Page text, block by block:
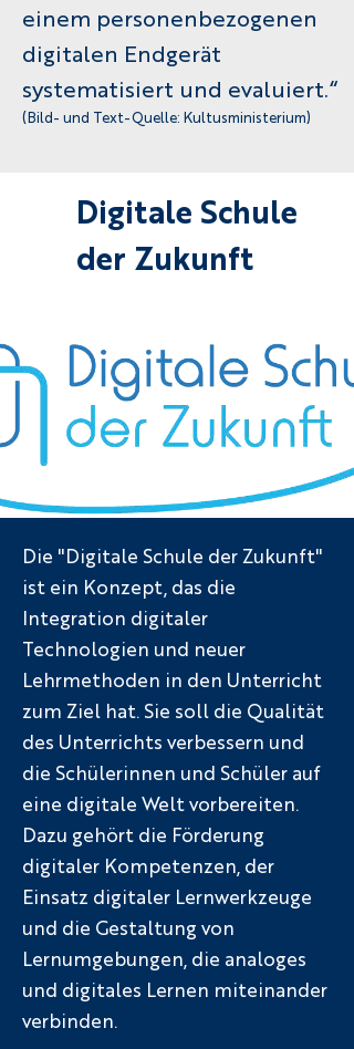
einem personenbezogenen
digitalen Endgerät
systematisiert und evaluiert.“
(Bild- und Text-Quelle: Kultusministerium)
Digitale Schule
der Zukunft
Die "Digitale Schule der Zukunft"
ist ein Konzept, das die
Integration digitaler
Technologien und neuer
Lehrmethoden in den Unterricht
zum Ziel hat. Sie soll die Qualität
des Unterrichts verbessern und
die Schülerinnen und Schüler auf
eine digitale Welt vorbereiten.
Dazu gehört die Förderung
digitaler Kompetenzen, der
Einsatz digitaler Lernwerkzeuge
und die Gestaltung von
Lernumgebungen, die analoges
und digitales Lernen miteinander
verbinden.